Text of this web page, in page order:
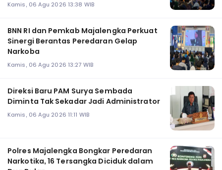
Kamis, 06 Agu 2026 13:38 WIB
BNN RI dan Pemkab Majalengka Perkuat
Sinergi Berantas Peredaran Gelap
Narkoba
Kamis, 06 Agu 2026 13:27 WIB
Direksi Baru PAM Surya Sembada
Diminta Tak Sekadar Jadi Administrator
Kamis, 06 Agu 2026 11:11 WIB
Polres Majalengka Bongkar Peredaran
Narkotika, 16 Tersangka Diciduk dalam